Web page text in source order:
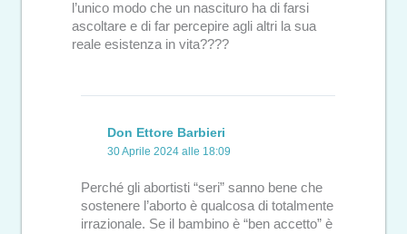
l’unico modo che un nascituro ha di farsi
ascoltare e di far percepire agli altri la sua
reale esistenza in vita????
Don Ettore Barbieri
30 Aprile 2024 alle 18:09
Perché gli abortisti “seri” sanno bene che
sostenere l’aborto è qualcosa di totalmente
irrazionale. Se il bambino è “ben accetto” è